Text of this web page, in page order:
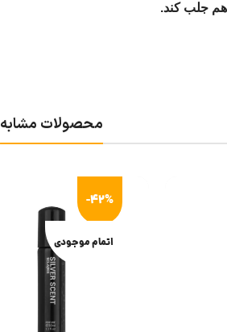
هم جلب کند.
محصولات مشابه
-42%
اتمام موجودی